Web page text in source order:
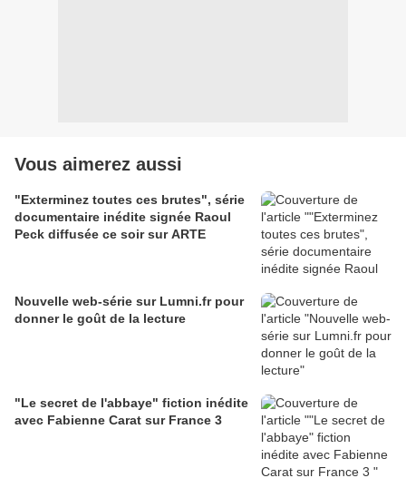
Vous aimerez aussi
"Exterminez toutes ces brutes", série
documentaire inédite signée Raoul
Peck diffusée ce soir sur ARTE
Nouvelle web-série sur Lumni.fr pour
donner le goût de la lecture
"Le secret de l'abbaye" fiction inédite
avec Fabienne Carat sur France 3